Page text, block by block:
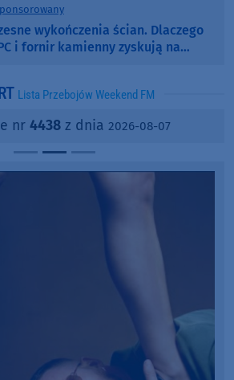
wykończenia ścian. Dlaczego
i fornir kamienny zyskują na
Lista Przebojów Weekend FM
nr 4438z dnia 2026-08-07